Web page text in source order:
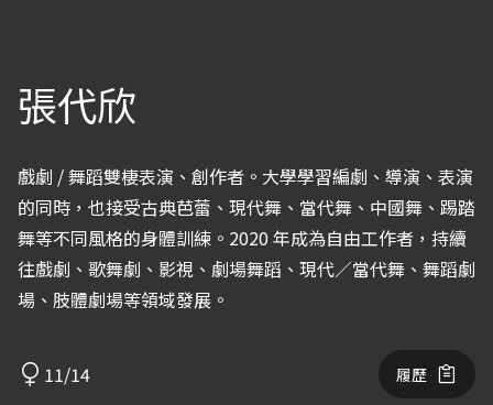
張代欣
戲劇 / 舞蹈雙棲表演、創作者。大學學習編劇、導演、表演
的同時，也接受古典芭蕾、現代舞、當代舞、中國舞、踢踏
舞等不同風格的身體訓練。2020 年成為自由工作者，持續
往戲劇、歌舞劇、影視、劇場舞蹈、現代／當代舞、舞蹈劇
場、肢體劇場等領域發展。
11/14 履歷